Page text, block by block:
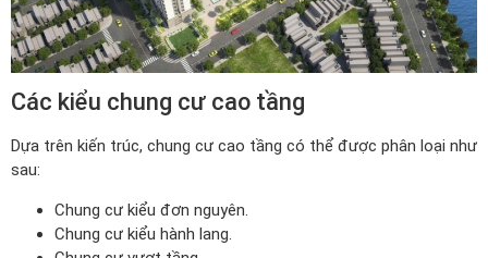
Các kiểu chung cư cao tầng
Dựa trên kiến trúc, chung cư cao tầng có thể được phân loại như
sau:
Chung cư kiểu đơn nguyên.
Chung cư kiểu hành lang.